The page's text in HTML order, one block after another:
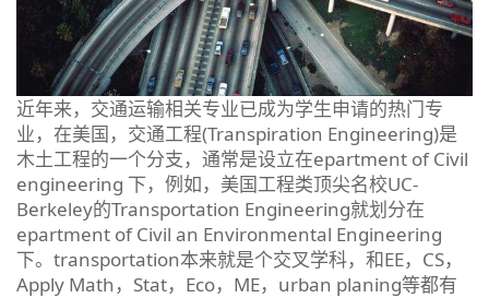
近年来，交通运输相关专业已成为学生申请的热门专
业，在美国，交通工程(Transpiration Engineering)是
木土工程的一个分支，通常是设立在epartment of Civil
engineering 下，例如，美国工程类顶尖名校UC-
Berkeley的Transportation Engineering就划分在
epartment of Civil an Environmental Engineering
下。transportation本来就是个交叉学科，和EE，CS，
Apply Math，Stat，Eco，ME，urban planing等都有